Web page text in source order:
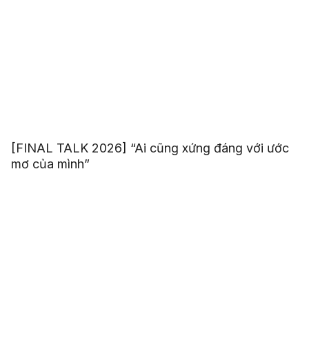
[FINAL TALK 2026] “Ai cũng xứng đáng với ước
mơ của mình”